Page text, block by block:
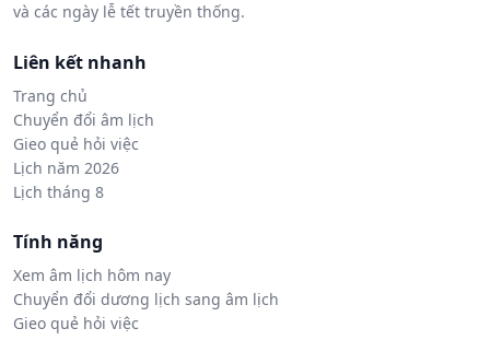
và các ngày lễ tết truyền thống.
Liên kết nhanh
Trang chủ
Chuyển đổi âm lịch
Gieo quẻ hỏi việc
Lịch năm 2026
Lịch tháng 8
Tính năng
Xem âm lịch hôm nay
Chuyển đổi dương lịch sang âm lịch
Gieo quẻ hỏi việc